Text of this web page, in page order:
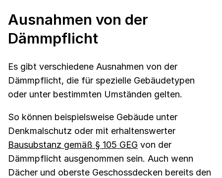
Ausnahmen von der
Dämmpflicht
Es gibt verschiedene Ausnahmen von der
Dämmpflicht, die für spezielle Gebäudetypen
oder unter bestimmten Umständen gelten.
So können beispielsweise Gebäude unter
Denkmalschutz oder mit erhaltenswerter
Bausubstanz gemäß § 105 GEG von der
Dämmpflicht ausgenommen sein. Auch wenn
Dächer und oberste Geschossdecken bereits den